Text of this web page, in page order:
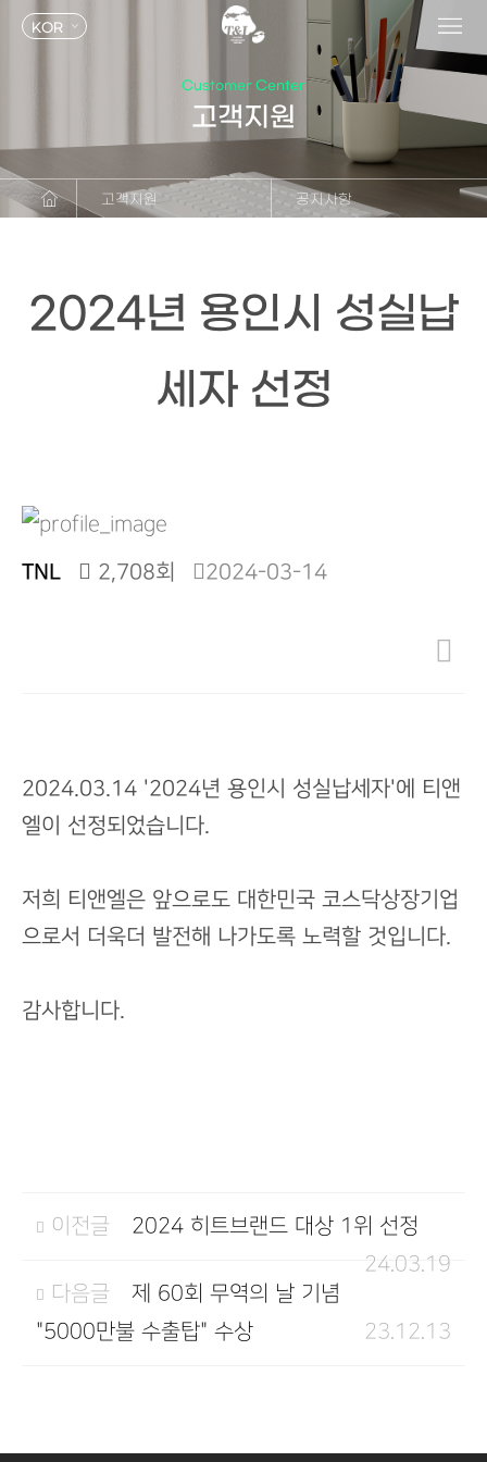
KOR
Customer Center
고객지원
고객지원
연구개발
공지사항
자료실
2024년 용인시 성실납
세자 선정
TNL 2,708회 2024-03-14
2024.03.14 '2024년 용인시 성실납세자'에 티앤
엘이 선정되었습니다.
저희 티앤엘은 앞으로도 대한민국 코스닥상장기업
으로서 더욱더 발전해 나가도록 노력할 것입니다.
감사합니다.
이전글
2024 히트브랜드 대상 1위 선정
24.03.19
다음글
제 60회 무역의 날 기념
"5000만불 수출탑" 수상
23.12.13